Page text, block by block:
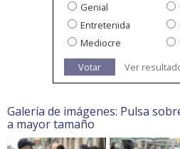
Genial
Entretenida
Mediocre
Votar
Ver
Galería de imágenes: Pulsa
a mayor tamaño